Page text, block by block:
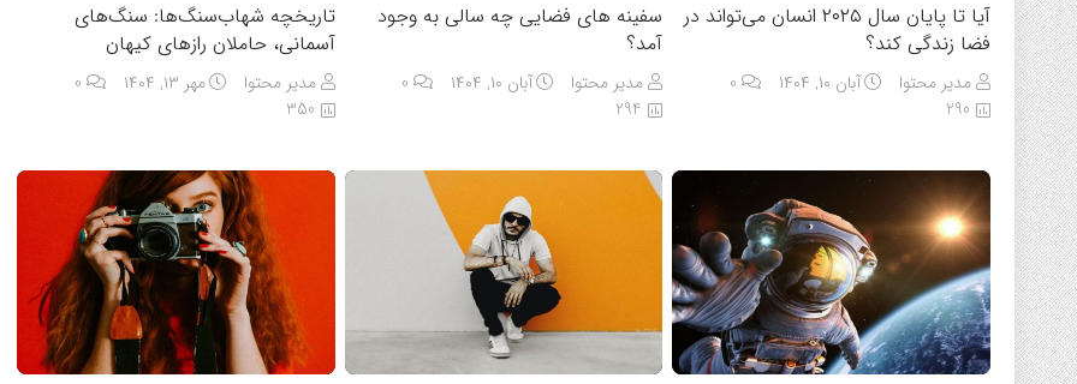
آیا تا پایان سال ۲۰۲۵ انسان می‌تواند در
فضا زندگی کند؟
مدیر محتوا آبان ۱۰, ۱۴۰۴
290
سفینه‌ های فضایی چه سالی به وجود
آمد؟
مدیر محتوا آبان ۱۰, ۱۴۰۴
0
294
تاریخچه شهاب‌سنگ‌ها: سنگ‌های
آسمانی، حاملان رازهای کیهان
مدیر محتوا مهر ۱۳, ۱۴۰۴
350